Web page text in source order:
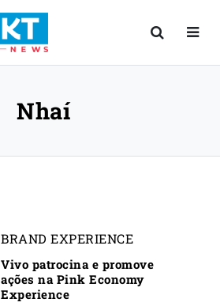
Nhaí
BRAND EXPERIENCE
Vivo patrocina e promove
ações na Pink Economy
Experience